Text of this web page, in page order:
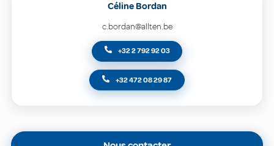
Céline Bordan
c.bordan@allten.be
+32 2 792 92 03
+32 472 08 29 87